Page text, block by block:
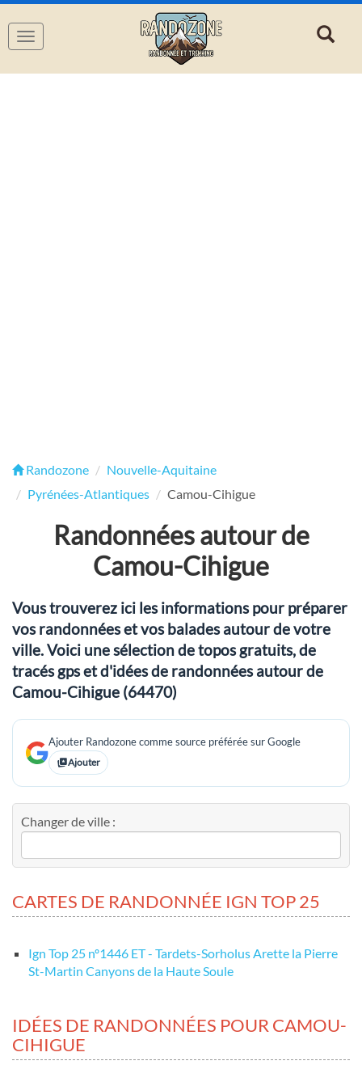
Navigation
Randozone
Nouvelle-Aquitaine
Pyrénées-Atlantiques
Camou-Cihigue
Randonnées autour de
Camou-Cihigue
Vous trouverez ici les informations pour préparer
vos randonnées et vos balades autour de votre
ville. Voici une sélection de topos gratuits, de
tracés gps et d'idées de randonnées autour de
Camou-Cihigue (64470)
Ajouter Randozone comme source préférée sur Google
Ajouter
Changer de ville :
CARTES DE RANDONNÉE IGN TOP 25
Ign Top 25 nº1446 ET - Tardets-Sorholus Arette la Pierre
St-Martin Canyons de la Haute Soule
IDÉES DE RANDONNÉES POUR CAMOU-
CIHIGUE